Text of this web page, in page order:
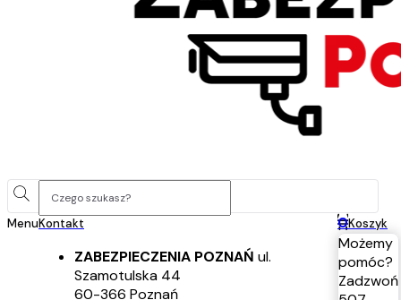
MenuKontakt
ZABEZPIECZENIA POZNAŃ ul.
Szamotulska 44
60-366 Poznań
0Koszyk
Możemy
pomóc?
Zadzwoń